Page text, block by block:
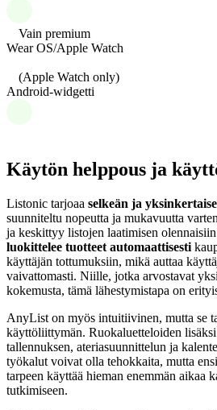
Vain premium
Wear OS/Apple Watch
(Apple Watch only)
Android-widgetti
Käytön helppous ja
Listonic tarjoaa selkeän ja
suunniteltu nopeutta ja mukavuutta
ja keskittyy listojen laatimisen
luokittelee tuotteet automaattisesti
käyttäjän tottumuksiin, mikä auttaa
vaivattomasti. Niille, jotka arvostavat
kokemusta, tämä lähestymistapa on
AnyList on myös intuitiivinen, mutta se
käyttöliittymän. Ruokaluetteloiden lisäksi
tallennuksen, ateriasuunnittelun ja
työkalut voivat olla tehokkaita, mutta
tarpeen käyttää hieman enemmän aikaa
tutkimiseen.